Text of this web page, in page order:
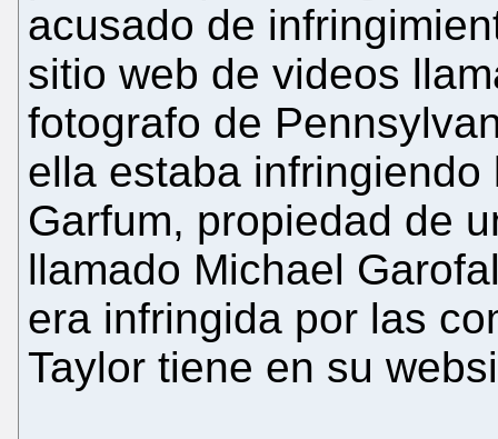
acusado de
sitio web de videos
fotografo de
ella estaba
Garfum, propiedad de
llamado Michael
era infringida por las
Taylor tiene en su